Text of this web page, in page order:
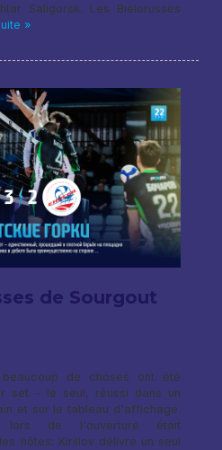
Saligorsk. Les Biélorusses
»
de Sourgout
de choses ont été
set - le seul, réussi dans un
et sur le tableau d'affichage.
lors de l'ouverture était
hôtes: Kirillov délivre un seul